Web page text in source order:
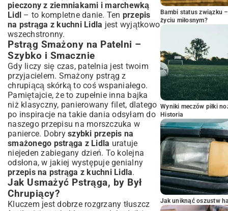
pieczony z ziemniakami i marchewką
Lidl – to kompletne danie. Ten przepis
na pstrąga z kuchni Lidla jest wyjątkowo
wszechstronny.
Pstrąg Smażony na Patelni –
Szybko i Smacznie
Gdy liczy się czas, patelnia jest twoim
przyjacielem. Smażony pstrąg z
chrupiącą skórką to coś wspaniałego.
Pamiętajcie, że to zupełnie inna bajka
niż klasyczny, panierowany filet, dlatego
po inspiracje na takie dania odsyłam do
naszego przepisu na morszczuka w
panierce. Dobry szybki przepis na
smażonego pstrąga z Lidla uratuje
niejeden zabiegany dzień. To kolejna
odsłona, w jakiej występuje genialny
przepis na pstrąga z kuchni Lidla.
Jak Usmażyć Pstrąga, by Był
Chrupiący?
Kluczem jest dobrze rozgrzany tłuszcz
Bambi status związku
życiu miłosnym?
Wyniki meczów piłki
Historia
Jak uniknąć oszustw